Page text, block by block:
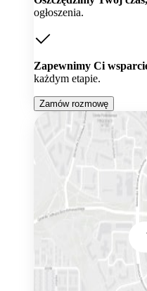
ogłoszenia.
Zapewnimy Ci
każdym etapie.
Zamów rozmowę